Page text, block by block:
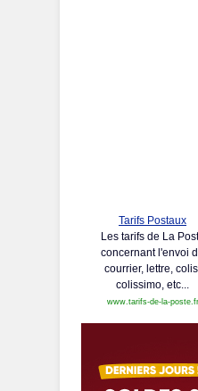
Tarifs Postaux
Les tarifs de La
concernant l'envoi
courrier, lettre,
colissimo, etc...
www.tarifs-de-la-poste.fr